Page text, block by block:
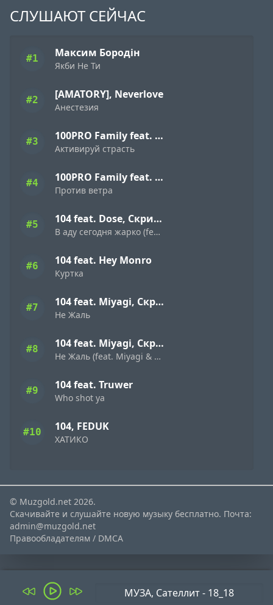
СЛУШАЮТ СЕЙЧАС
#1 Максим Бородін
Якби Не Ти
#2 [AMATORY], Neverlove
Анестезия
#3 100PRO Family feat. Dave Bra, Indigo, Режик, Кима, Slavon, Denny Presston, Буян, ШЕFF, Simagon, MonoSoul
Активируй страсть
#4 100PRO Family feat. Dave Bra, Кипер, Popovi4, Буян, Indigo, Simagon, ШЕFF, MonoSoul
Против ветра
#5 104 feat. Dose, Скриптонит
В аду сегодня жарко (feat. Dose & Скриптонит)
#6 104 feat. Hey Monro
Куртка
#7 104 feat. Miyagi, Скриптонит
Не Жаль
#8 104 feat. Miyagi, Скриптонит
Не Жаль (feat. Miyagi & Скриптонит)
#9 104 feat. Truwer
Who shot ya
#10 104, FEDUK
ХАТИКО
© Muzgold.net 2026.
Скачивайте и слушайте новую музыку бесплатно. Почта:
admin@muzgold.net
Правообладателям / DMCA
МУЗА, Сателлит - 18_18